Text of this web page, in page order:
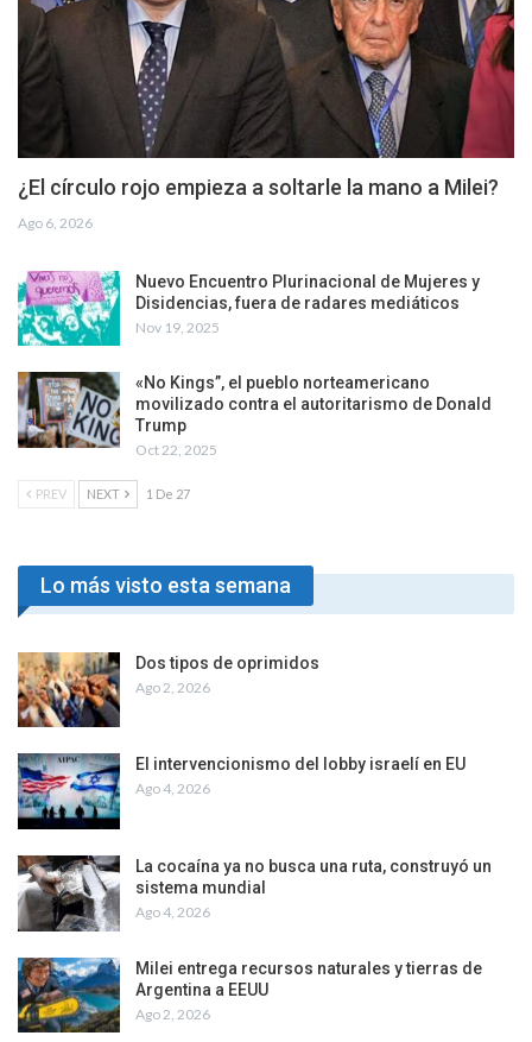
¿El círculo rojo empieza a soltarle la mano a Milei?
Ago 6, 2026
Nuevo Encuentro Plurinacional de Mujeres y
Disidencias, fuera de radares mediáticos
Nov 19, 2025
«No Kings”, el pueblo norteamericano
movilizado contra el autoritarismo de Donald
Trump
Oct 22, 2025
PREV NEXT 1 De 27
Lo más visto esta semana
Dos tipos de oprimidos
Ago 2, 2026
El intervencionismo del lobby israelí en EU
Ago 4, 2026
La cocaína ya no busca una ruta, construyó un
sistema mundial
Ago 4, 2026
Milei entrega recursos naturales y tierras de
Argentina a EEUU
Ago 2, 2026